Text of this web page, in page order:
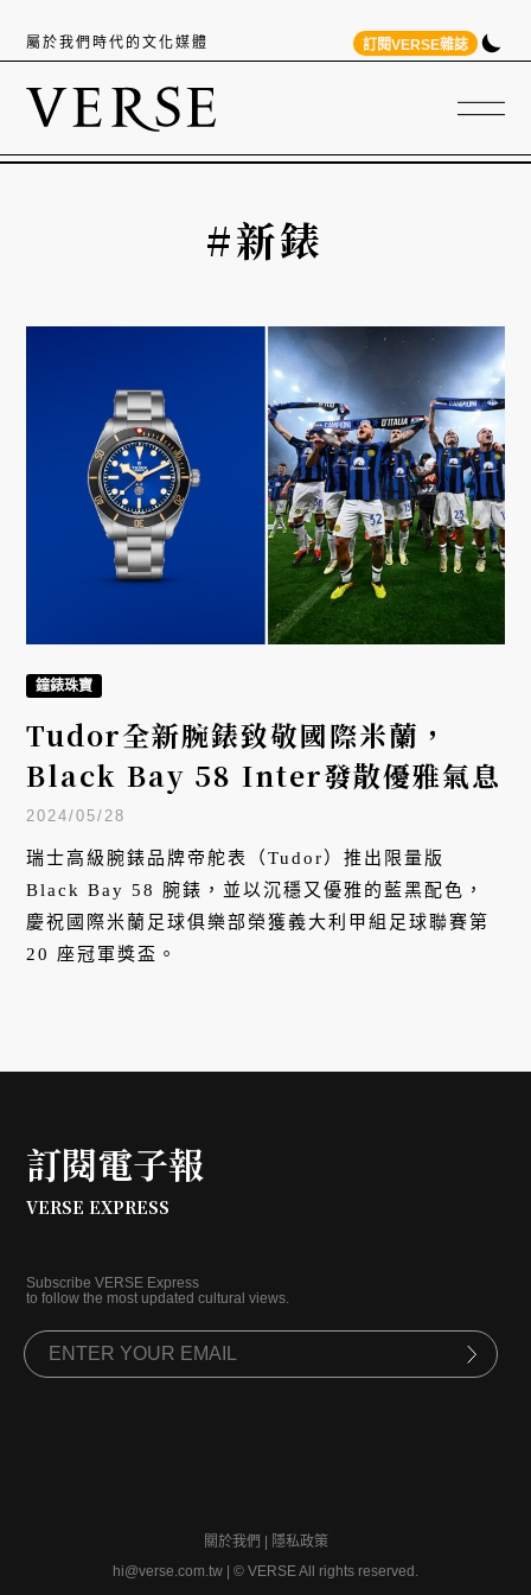
屬於我們時代的文化媒體 訂閱VERSE雜誌
#新錶
鐘錶珠寶
Tudor全新腕錶致敬國際米蘭，
Black Bay 58 Inter發散優雅氣息
2024/05/28
瑞士高級腕錶品牌帝舵表（Tudor）推出限量版
Black Bay 58 腕錶，並以沉穩又優雅的藍黑配色，
慶祝國際米蘭足球俱樂部榮獲義大利甲組足球聯賽第
20 座冠軍獎盃。
訂閱電子報
VERSE EXPRESS
Subscribe VERSE Express
to follow the most updated cultural views.
關於我們
隱私政策
hi@verse.com.tw
© VERSE All rights reserved.